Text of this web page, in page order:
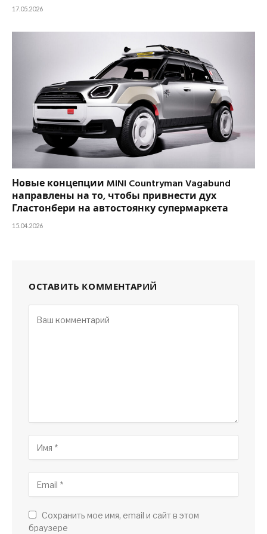
17.05.2026
Новые концепции MINI Countryman Vagabund
направлены на то, чтобы привнести дух
Гластонбери на автостоянку супермаркета
15.04.2026
ОСТАВИТЬ КОММЕНТАРИЙ
Сохранить мое имя, email и сайт в этом
браузере